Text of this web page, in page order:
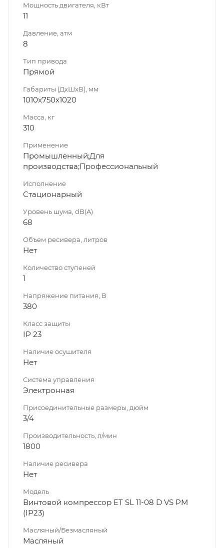
Мощность двигателя, кВт
11
Давление, атм
8
Тип привода
Прямой
Габариты (ДхШхВ), мм
1010x750x1020
Масса, кг
310
Применение
Промышленный;Для
производства;Профессиональный
Исполнение
Стационарный
Уровень шума, dB(A)
68
Объем ресивера, литров
Нет
Количество ступеней
1
Напряжение питания, В
380
Класс защиты
IP 23
Наличие осушителя
Нет
Система управления
Электронная
Присоединительные размеры, дюйм
3/4
Производительность, л/мин
1800
Наличие ресивера
Нет
Модель
Винтовой компрессор ET SL 11-08 D VS PM
(IP23)
Масляный/Безмасляный
Масляный